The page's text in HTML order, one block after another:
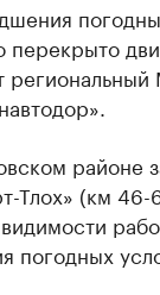
перекрыто
районе
Тлох» (км
погодных